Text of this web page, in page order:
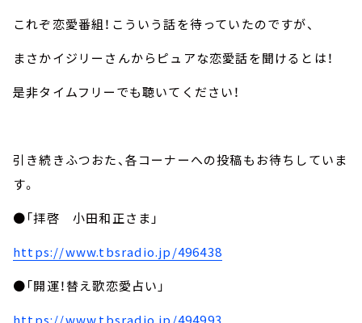
これぞ恋愛番組！こういう話を待っていたのですが、
まさかイジリーさんからピュアな恋愛話を聞けるとは！
是非タイムフリーでも聴いてください！
引き続きふつおた、各コーナーへの投稿もお待ちしていま
す。
●「拝啓 小田和正さま」
https://www.tbsradio.jp/496438
●「開運！替え歌恋愛占い」
https://www.tbsradio.jp/494993